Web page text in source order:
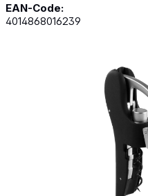
EAN-Code:
4014868016239
Bildergalerie überspringen